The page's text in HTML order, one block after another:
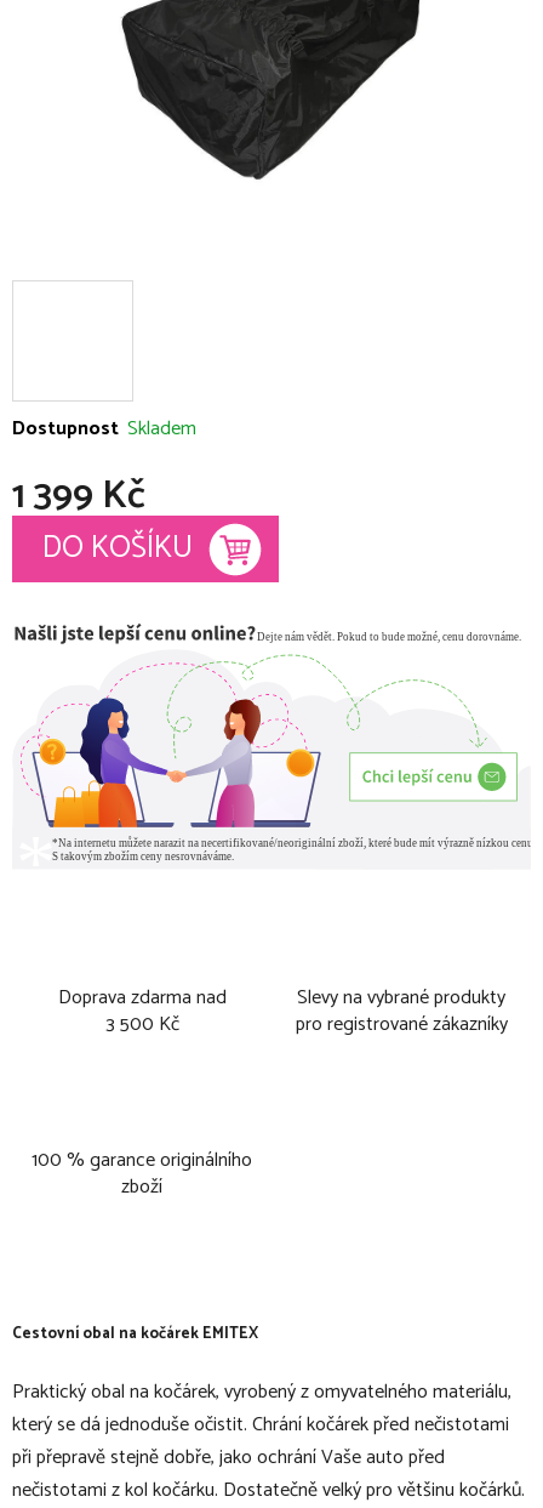
Dostupnost Skladem
1 399 Kč
Měrná cena:
DO KOŠÍKU
Doprava zdarma nad
3 500 Kč
Slevy na vybrané produkty
pro registrované zákazníky
100 % garance originálního
zboží
Cestovní obal na kočárek EMITEX
Praktický obal na kočárek, vyrobený z omyvatelného materiálu,
který se dá jednoduše očistit. Chrání kočárek před nečistotami
při přepravě stejně dobře, jako ochrání Vaše auto před
nečistotami z kol kočárku. Dostatečně velký pro většinu kočárků.